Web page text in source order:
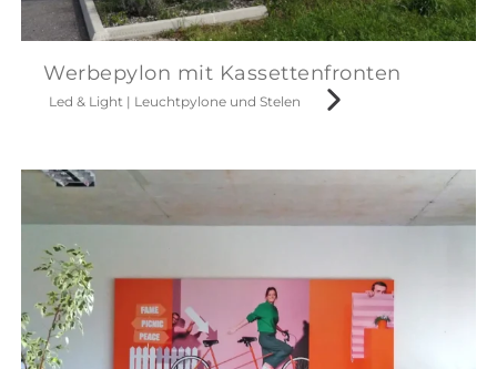
Werbepylon mit Kassettenfronten
Led & Light | Leuchtpylone und Stelen